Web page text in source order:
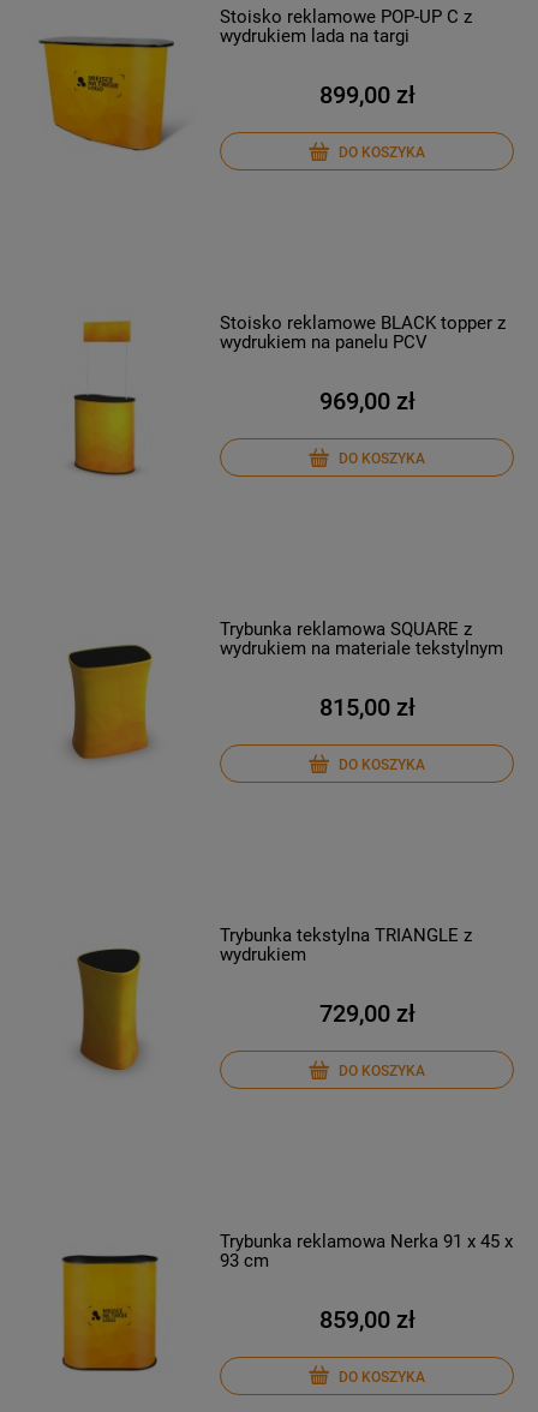
Stoisko reklamowe POP-UP C z
wydrukiem lada na targi
899,00 zł
DO KOSZYKA
Stoisko reklamowe BLACK topper z
wydrukiem na panelu PCV
969,00 zł
DO KOSZYKA
Trybunka reklamowa SQUARE z
wydrukiem na materiale tekstylnym
815,00 zł
DO KOSZYKA
Trybunka tekstylna TRIANGLE z
wydrukiem
729,00 zł
DO KOSZYKA
Trybunka reklamowa Nerka 91 x 45 x
93 cm
859,00 zł
DO KOSZYKA